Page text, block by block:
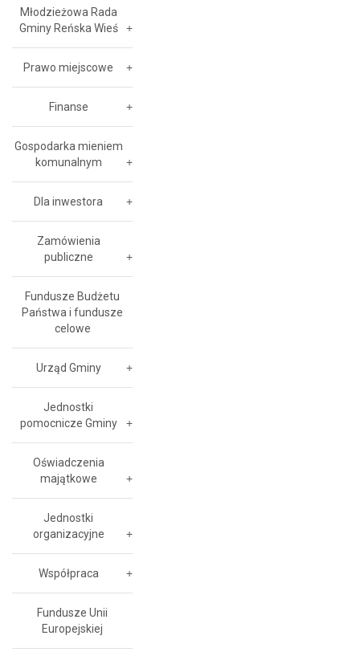
Młodzieżowa Rada
Gminy Reńska Wieś
Prawo miejscowe
Finanse
Gospodarka mieniem
komunalnym
Dla inwestora
Zamówienia
publiczne
Fundusze Budżetu
Państwa i fundusze
celowe
Urząd Gminy
Jednostki
pomocnicze Gminy
Oświadczenia
majątkowe
Jednostki
organizacyjne
Współpraca
Fundusze Unii
Europejskiej